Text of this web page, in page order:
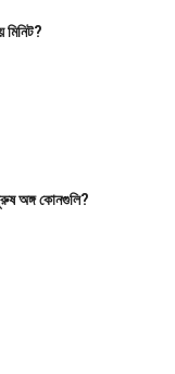
অঙ্গ কোনগুলি?